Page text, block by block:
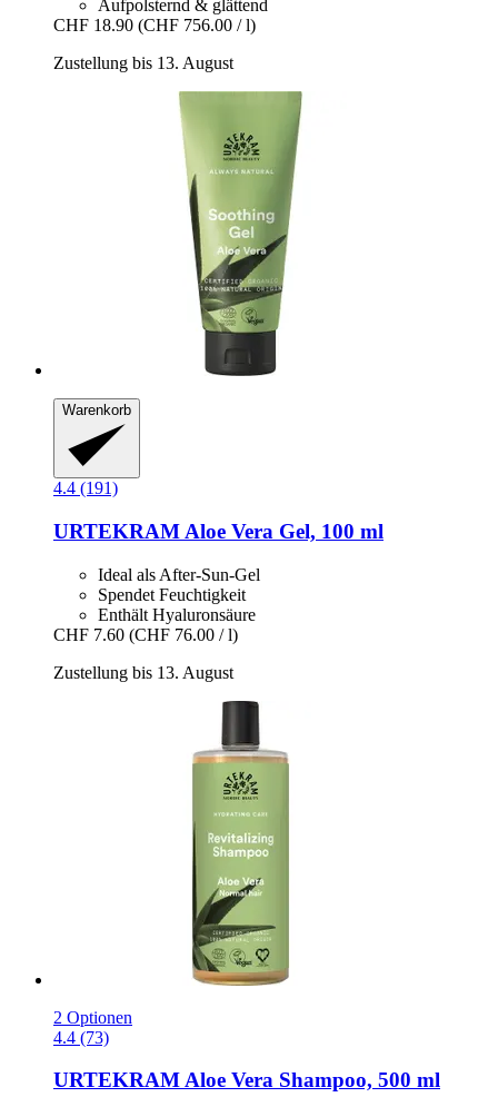
Aufpolsternd & glättend
CHF 18.90 (CHF 756.00 / l)
Zustellung bis 13. August
Warenkorb
4.4 (191)
URTEKRAM Aloe Vera Gel, 100 ml
Ideal als After-Sun-Gel
Spendet Feuchtigkeit
Enthält Hyaluronsäure
CHF 7.60 (CHF 76.00 / l)
Zustellung bis 13. August
2 Optionen
4.4 (73)
URTEKRAMAloe Vera Shampoo, 500 ml